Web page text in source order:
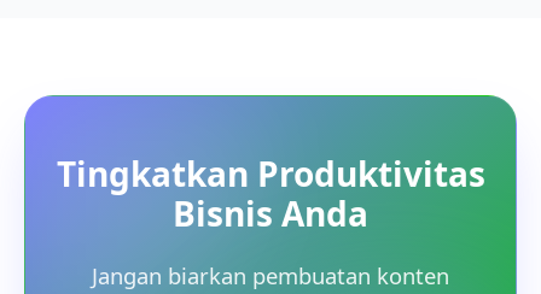
Tingkatkan Produktivitas
Bisnis Anda
Jangan biarkan pembuatan konten